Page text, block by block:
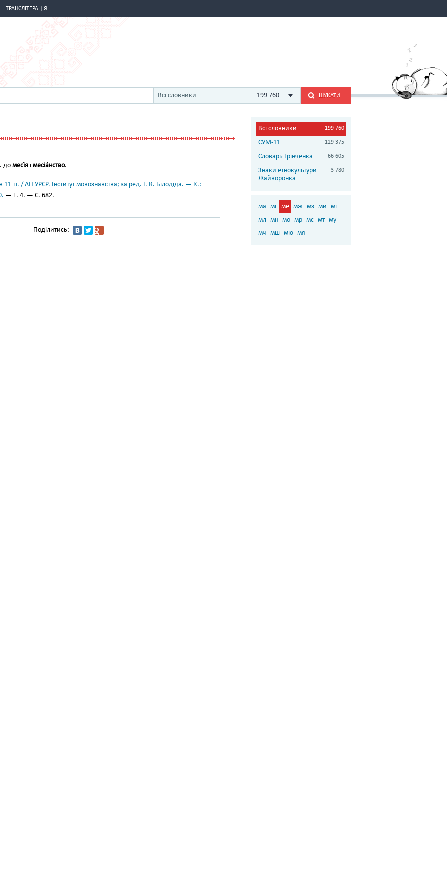
ТРАНСЛІТЕРАЦІЯ
Всі словники 199 760 ШУКАТИ
домесі́я і месіа́нство.
11 тт. / АН УРСР. Інститут мовознавства; за ред. І. К. Білодіда. — К.:
— Т. 4. — С. 682.
Поділитись:
Всі словники 199 760
СУМ-11 129 375
Словарь Грінченка 66 605
Знаки етнокультури
Жайворонка
3 780
ма мг ме мж мз ми мі
мл мн мо мр мс мт му
мч мш мю мя